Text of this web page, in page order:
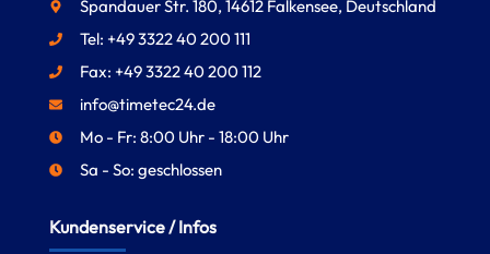
Spandauer Str. 180, 14612 Falkensee, Deutschland
Tel: +49 3322 40 200 111
Fax: +49 3322 40 200 112
info@timetec24.de
Mo - Fr: 8:00 Uhr - 18:00 Uhr
Sa - So: geschlossen
Kundenservice / Infos